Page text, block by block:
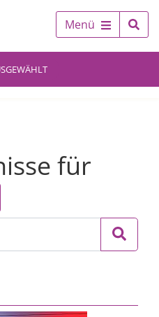
Menü
für